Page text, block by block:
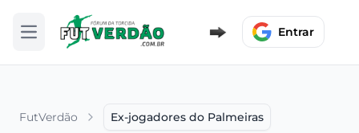
Abrir menu Entrar
FutVerdão Ex-jogadores do Palmeiras